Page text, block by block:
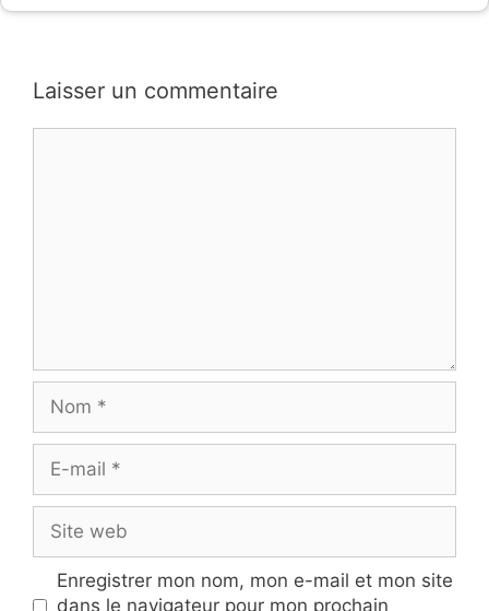
Laisser un commentaire
mail
web
Enregistrer mon nom, mon e-mail et mon site
dans le navigateur pour mon prochain